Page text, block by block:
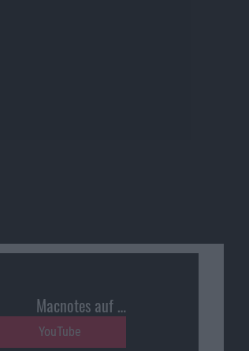
Macnotes auf …
YouTube